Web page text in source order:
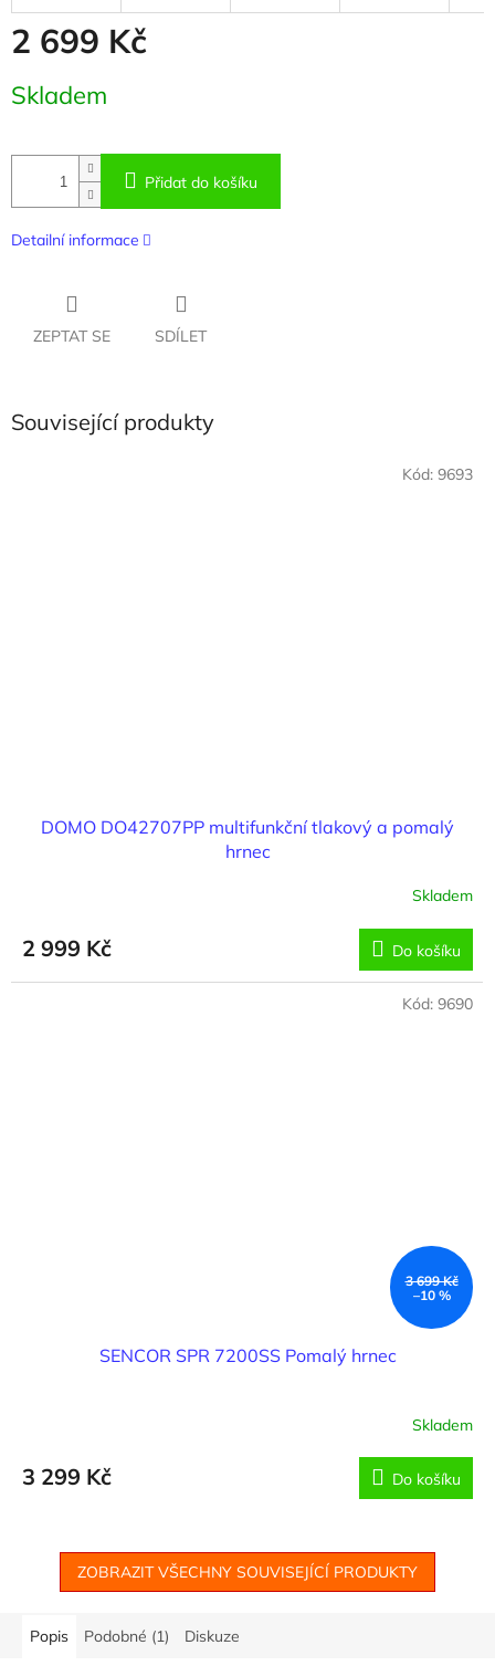
2 699 Kč
cena:
Skladem
Přidat do košíku
Detailní informace
ZEPTAT SE SDÍLET
Související produkty
DOMO DO42707PP multifunkční tlakový a pomalý
hrnec
Skladem
2 999 Kč Do košíku
Kód: 9693
3 699 Kč
–10 %
SENCOR SPR 7200SS Pomalý hrnec
Skladem
3 299 Kč Do košíku
Kód: 9690
ZOBRAZIT VŠECHNY SOUVISEJÍCÍ PRODUKTY
Popis Podobné (1) Diskuze